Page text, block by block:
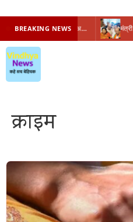
BREAKING NEWS प्रभारी मंत्री के निशाने पर नगर निगम,अफसरों को 10 दिन का अल्टीमेटम,नहीं होगी कार्रवाई, महापौर-आयुक्त के बीच सौहार्दहीनता पर मंत्री ने उठाए सवाल
क्राइम